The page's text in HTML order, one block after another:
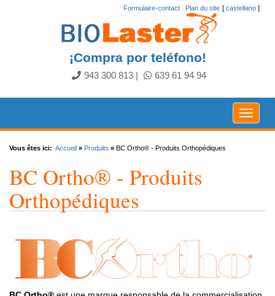
[ castellano ]
Formulaire-contact Plan du site
¡Compra por teléfono!
943 300 813 639 61 94 94
Toggle
Vous êtes ici: Accueil » Produits » BC Ortho® - Produits Orthopédiques
BC Ortho® - Produits
Orthopédiques